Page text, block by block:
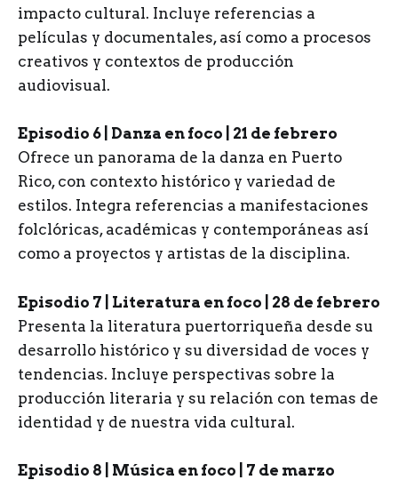
impacto cultural. Incluye referencias a
películas y documentales, así como a procesos
creativos y contextos de producción
audiovisual.
Episodio 6 | Danza en foco | 21 de febrero
Ofrece un panorama de la danza en Puerto
Rico, con contexto histórico y variedad de
estilos. Integra referencias a manifestaciones
folclóricas, académicas y contemporáneas así
como a proyectos y artistas de la disciplina.
Episodio 7 | Literatura en foco | 28 de febrero
Presenta la literatura puertorriqueña desde su
desarrollo histórico y su diversidad de voces y
tendencias. Incluye perspectivas sobre la
producción literaria y su relación con temas de
identidad y de nuestra vida cultural.
Episodio 8 | Música en foco | 7 de marzo